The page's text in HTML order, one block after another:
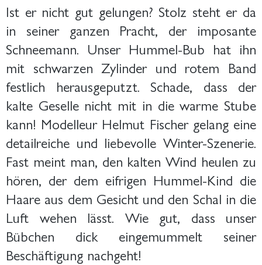
Ist er nicht gut gelungen? Stolz steht er da
in seiner ganzen Pracht, der imposante
Schneemann. Unser Hummel-Bub hat ihn
mit schwarzen Zylinder und rotem Band
festlich herausgeputzt. Schade, dass der
kalte Geselle nicht mit in die warme Stube
kann! Modelleur Helmut Fischer gelang eine
detailreiche und liebevolle Winter-Szenerie.
Fast meint man, den kalten Wind heulen zu
hören, der dem eifrigen Hummel-Kind die
Haare aus dem Gesicht und den Schal in die
Luft wehen lässt. Wie gut, dass unser
Bübchen dick eingemummelt seiner
Beschäftigung nachgeht!